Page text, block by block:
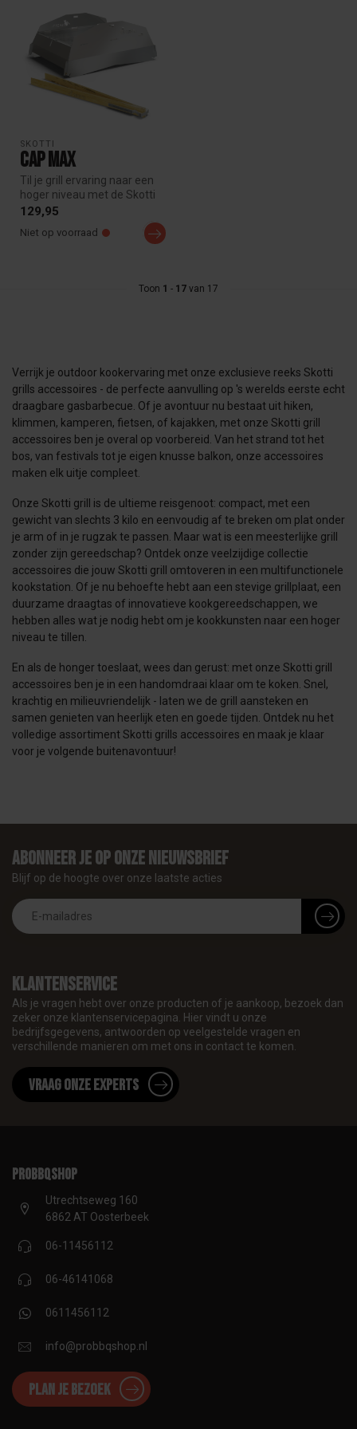
SKOTTI
Cap Max
Til je grill ervaring naar een
hoger niveau met de Skotti
Cap Max. Deze veelzijd...
129,95
Niet op voorraad
Toon 1 - 17 van 17
Verrijk je outdoor kookervaring met onze exclusieve reeks Skotti
grills accessoires - de perfecte aanvulling op 's werelds eerste echt
draagbare gasbarbecue. Of je avontuur nu bestaat uit hiken,
klimmen, kamperen, fietsen, of kajakken, met onze Skotti grill
accessoires ben je overal op voorbereid. Van het strand tot het
bos, van festivals tot je eigen knusse balkon, onze accessoires
maken elk uitje compleet.
Onze Skotti grill is de ultieme reisgenoot: compact, met een
gewicht van slechts 3 kilo en eenvoudig af te breken om plat onder
je arm of in je rugzak te passen. Maar wat is een meesterlijke grill
zonder zijn gereedschap? Ontdek onze veelzijdige collectie
accessoires die jouw Skotti grill omtoveren in een multifunctionele
kookstation. Of je nu behoefte hebt aan een stevige grillplaat, een
duurzame draagtas of innovatieve kookgereedschappen, we
hebben alles wat je nodig hebt om je kookkunsten naar een hoger
niveau te tillen.
En als de honger toeslaat, wees dan gerust: met onze Skotti grill
accessoires ben je in een handomdraai klaar om te koken. Snel,
krachtig en milieuvriendelijk - laten we de grill aansteken en
samen genieten van heerlijk eten en goede tijden. Ontdek nu het
volledige assortiment Skotti grills accessoires en maak je klaar
voor je volgende buitenavontuur!
Klantenservice
Als je vragen hebt over onze producten of je aankoop, bezoek dan
zeker onze klantenservicepagina. Hier vindt u onze
bedrijfsgegevens, antwoorden op veelgestelde vragen en
verschillende manieren om met ons in contact te komen.
Vraag onze experts
Abonneer je op onze nieuwsbrief
Blijf op de hoogte over onze laatste acties
proBBQshop
Utrechtseweg 160
6862 AT Oosterbeek
06-11456112
06-46141068
0611456112
info@probbqshop.nl
Plan je bezoek